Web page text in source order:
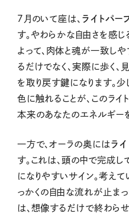
7月のいて座は、 ライトパー
す。やわらかな自由さを感
よって、肉体と魂が一致しや
るだけでなく、実際に歩く、
を取り戻す鍵になります。少
色に触れることが、このライ
本来のあなたのエネルギー
一方で、オーラの奥には ラ
す。これは、頭の中で完成し
になりやすいサイン。考えて
っかくの自由な流れが止ま
は、想像するだけで終わら